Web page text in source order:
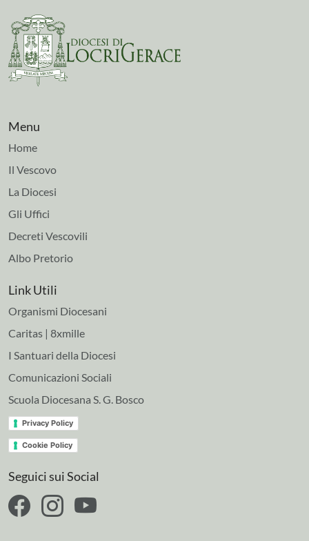
Menu
Home
Il Vescovo
La Diocesi
Gli Uffici
Decreti Vescovili
Albo Pretorio
Link Utili
Organismi Diocesani
Caritas | 8xmille
I Santuari della Diocesi
Comunicazioni Sociali
Scuola Diocesana S. G. Bosco
Privacy Policy
Cookie Policy
Seguici sui Social